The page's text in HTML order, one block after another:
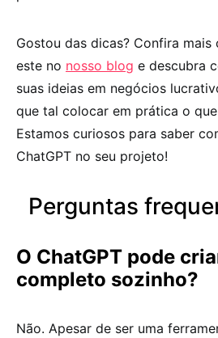
Gostou das dicas? Confira
este no nosso blog e descubra
suas ideias em negócios
que tal colocar em prática o
Estamos curiosos para saber
ChatGPT no seu projeto!
Perguntas
O ChatGPT pode
completo sozinho?
Não. Apesar de ser uma